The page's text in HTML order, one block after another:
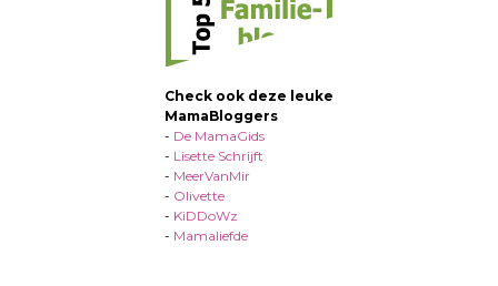
Check ook deze leuke
MamaBloggers
- De MamaGids
- Lisette Schrijft
- MeerVanMir
- Olivette
- KiDDoWz
- Mamaliefde